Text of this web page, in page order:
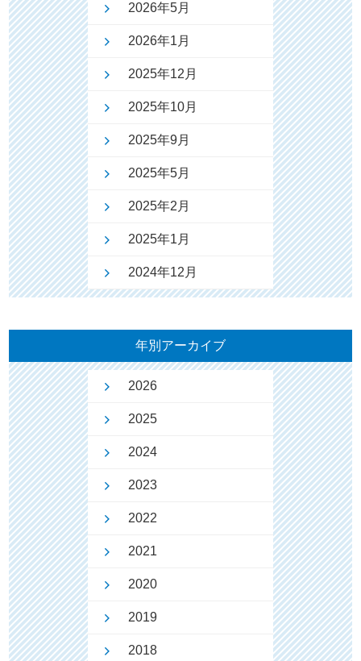
2026年5月
2026年1月
2025年12月
2025年10月
2025年9月
2025年5月
2025年2月
2025年1月
2024年12月
年別アーカイブ
2026
2025
2024
2023
2022
2021
2020
2019
2018